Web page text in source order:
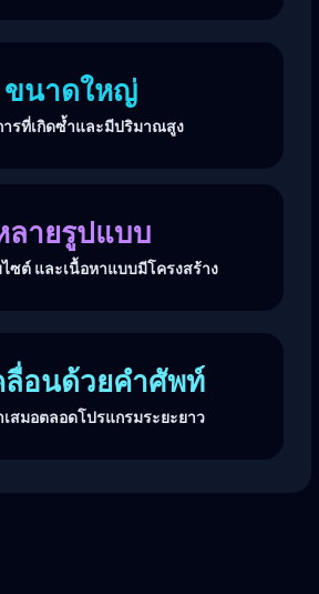
ขนาดใหญ่
ารที่เกิดซ้ำและมีปริมาณสูง
ลายรูปแบบ
ไซต์ และเนื้อหาแบบมีโครงสร้าง
ลื่อนด้วยคำศัพท์
สมอตลอดโปรแกรมระยะยาว